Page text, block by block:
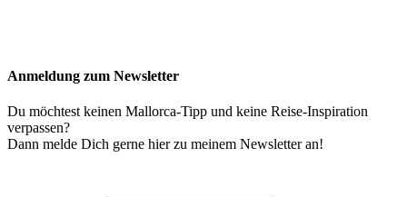
Anmeldung zum Newsletter
Du möchtest keinen Mallorca-Tipp und keine Reise-Inspiration
verpassen?
Dann melde Dich gerne hier zu meinem Newsletter an!